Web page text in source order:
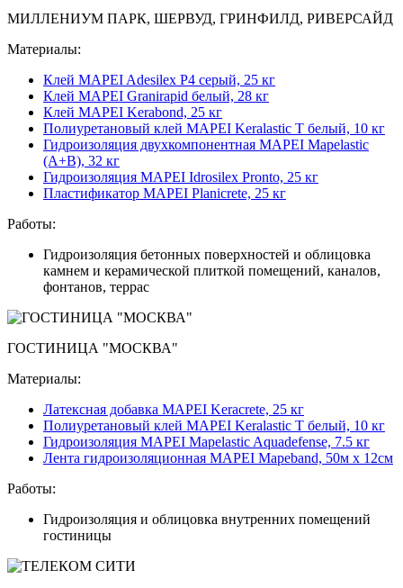
МИЛЛЕНИУМ ПАРК, ШЕРВУД, ГРИНФИЛД, РИВЕРСАЙД
Материалы:
Клей MAPEI Adesilex P4 серый, 25 кг
Клей MAPEI Granirapid белый, 28 кг
Клей MAPEI Kerabond, 25 кг
Полиуретановый клей MAPEI Keralastic T белый, 10 кг
Гидроизоляция двухкомпонентная MAPEI Mapelastic
(А+B), 32 кг
Гидроизоляция MAPEI Idrosilex Pronto, 25 кг
Пластификатор MAPEI Planicrete, 25 кг
Работы:
Гидроизоляция бетонных поверхностей и облицовка
камнем и керамической плиткой помещений, каналов,
фонтанов, террас
ГОСТИНИЦА "МОСКВА"
Материалы:
Латексная добавка MAPEI Keracrete, 25 кг
Полиуретановый клей MAPEI Keralastic T белый, 10 кг
Гидроизоляция MAPEI Mapelastic Aquadefense, 7.5 кг
Лента гидроизоляционная MAPEI Mapeband, 50м x 12см
Работы:
Гидроизоляция и облицовка внутренних помещений
гостиницы